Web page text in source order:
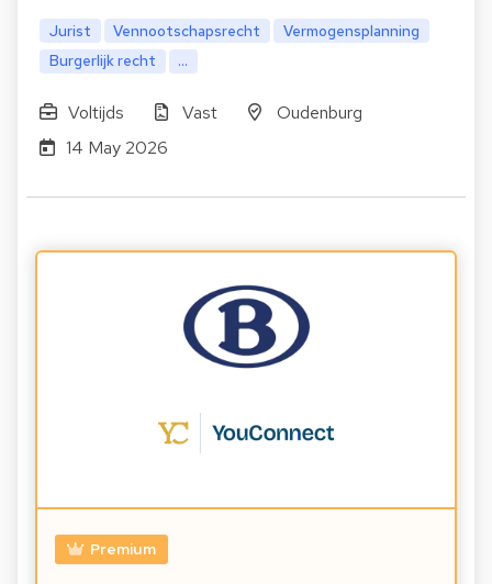
Jurist Vennootschapsrecht
Vermogensplanning
Burgerlijk recht
...
Voltijds Vast
Oudenburg
14 May 2026
Premium